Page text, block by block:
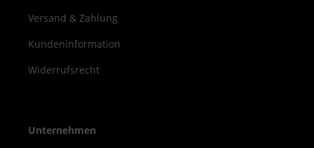
Versand & Zahlung
Kundeninformation
Widerrufsrecht
Unternehmen